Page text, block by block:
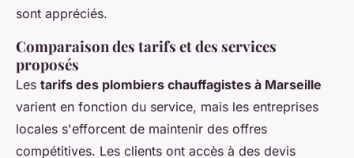
sont appréciés.
Comparaison des tarifs et des services
proposés
Les tarifs des plombiers chauffagistes à Marseille
varient en fonction du service, mais les entreprises
locales s'efforcent de maintenir des offres
compétitives. Les clients ont accès à des devis